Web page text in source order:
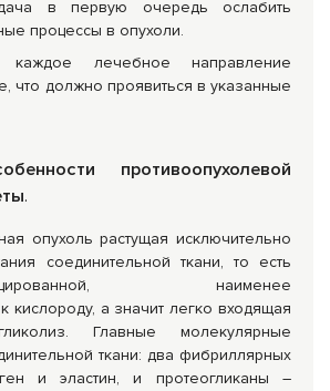
в первую очередь ослабить
процессы в опухоли.
лечебное направление
что должно проявиться в указанные
противоопухолевой
.
опухоль растущая исключительно
соединительной ткани, то есть
наименее
кислороду, а значит легко входящая
Главные молекулярные
ткани: два фибриллярных
и эластин, и протеогликаны –